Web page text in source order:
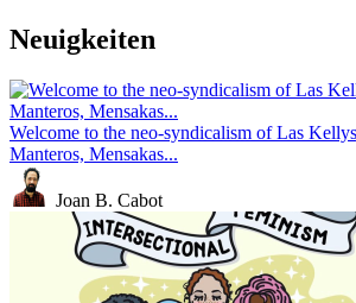
Neuigkeiten
Welcome to the neo-syndicalism of Las
Manteros, Mensakas...
Joan B. Cabot